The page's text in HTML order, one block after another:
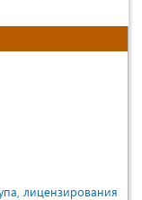
лицензирования